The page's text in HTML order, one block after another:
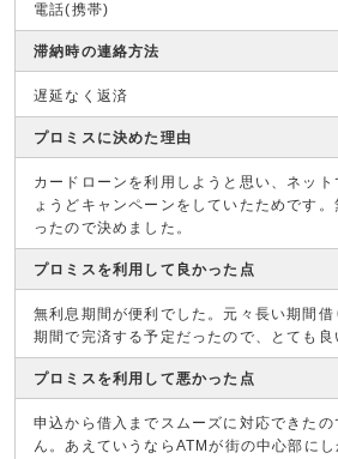
電話(携帯)
滞納時の連絡方法
遅延なく返済
プロミスに決めた理由
カードローンを利用しようと思い、ネッ
ょうどキャンペーンをしていたためです
ったので決めました。
プロミスを利用して良かった点
無利息期間が便利でした。元々長い期間
期間で完済する予定だったので、とても良
プロミスを利用して悪かった点
申込から借入までスムーズに対応できた
ん。あえていうならATMが街の中心部に